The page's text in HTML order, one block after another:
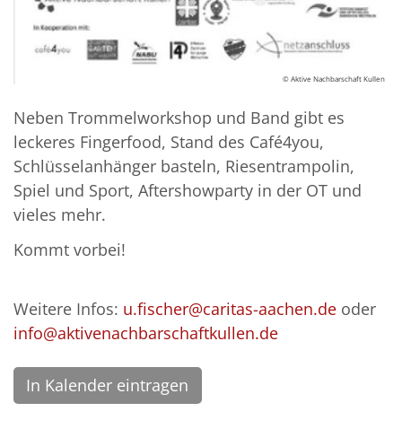
© Aktive Nachbarschaft Kullen
Neben Trommelworkshop und Band gibt es
leckeres Fingerfood, Stand des Café4you,
Schlüsselanhänger basteln, Riesentrampolin,
Spiel und Sport, Aftershowparty in der OT und
vieles mehr.
Kommt vorbei!
Weitere Infos: u.fischer@caritas-aachen.de oder
info@aktivenachbarschaftkullen.de
In Kalender eintragen